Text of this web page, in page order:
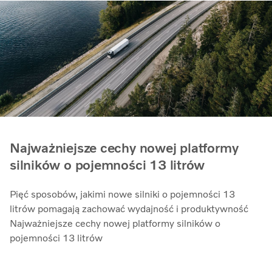
Najważniejsze cechy nowej platformy
silników o pojemności 13 litrów
Pięć sposobów, jakimi nowe silniki o pojemności 13
litrów pomagają zachować wydajność i produktywność
Najważniejsze cechy nowej platformy silników o
pojemności 13 litrów